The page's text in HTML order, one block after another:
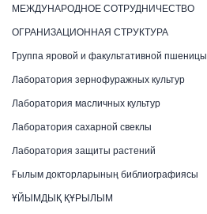
МЕЖДУНАРОДНОЕ СОТРУДНИЧЕСТВО
ОГРАНИЗАЦИОННАЯ СТРУКТУРА
Группа яровой и факультативной пшеницы
Лаборатория зернофуражных культур
Лаборатория масличных культур
Лаборатория сахарной свеклы
Лаборатория защиты растений
Ғылым докторларының библиографиясы
ҰЙЫМДЫҚ ҚҰРЫЛЫМ